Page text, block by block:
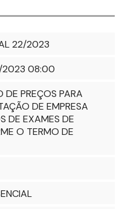
22/2023
08:00
DE PREÇOS PARA
DE EMPRESA
DE EXAMES DE
O TERMO DE